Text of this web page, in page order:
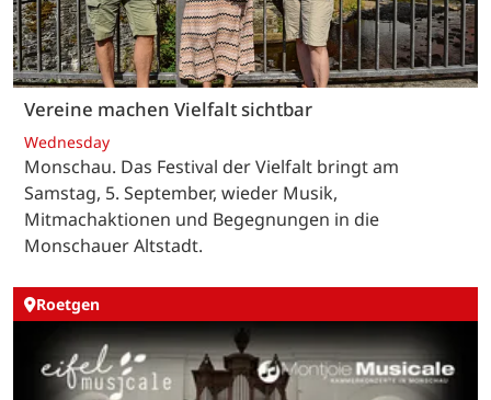
Vereine machen Vielfalt sichtbar
Wednesday
Monschau. Das Festival der Vielfalt bringt am
Samstag, 5. September, wieder Musik,
Mitmachaktionen und Begegnungen in die
Monschauer Altstadt.
Roetgen